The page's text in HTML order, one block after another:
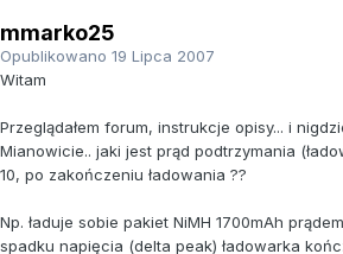
mmarko25
Opublikowano 19 Lipca 2007
Witam
Przeglądałem forum, instrukcje opisy... i
Mianowicie.. jaki jest prąd podtrzymania
10, po zakończeniu ładowania ??
Np. ładuje sobie pakiet NiMH 1700mAh
spadku napięcia (delta peak) ładowarka